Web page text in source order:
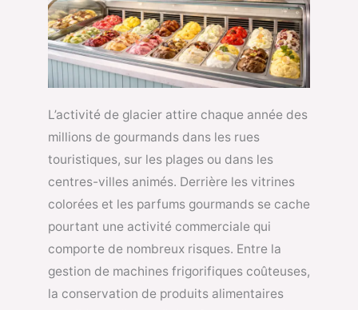
L’activité de glacier attire chaque année des
millions de gourmands dans les rues
touristiques, sur les plages ou dans les
centres-villes animés. Derrière les vitrines
colorées et les parfums gourmands se cache
pourtant une activité commerciale qui
comporte de nombreux risques. Entre la
gestion de machines frigorifiques coûteuses,
la conservation de produits alimentaires